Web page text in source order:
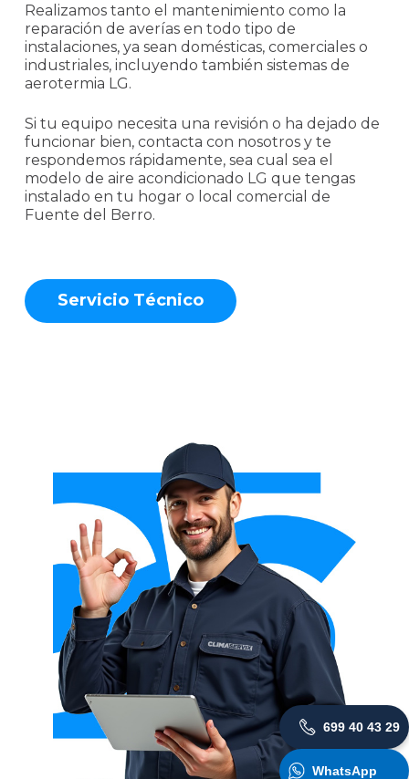
Realizamos tanto el mantenimiento como la
reparación de averías en todo tipo de
instalaciones, ya sean domésticas, comerciales o
industriales, incluyendo también sistemas de
aerotermia LG.
Si tu equipo necesita una revisión o ha dejado de
funcionar bien, contacta con nosotros y te
respondemos rápidamente, sea cual sea el
modelo de aire acondicionado LG que tengas
instalado en tu hogar o local comercial de
Fuente del Berro.
Servicio Técnico
699 40 43 29
WhatsApp